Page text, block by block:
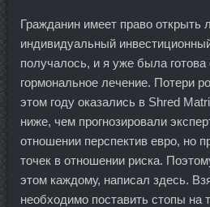
Гражданин имеет право открыть
индивидуальный
получалось, и я уже была готова
гормональное лечение. Потери
этом году оказались в Shred
ниже, чем прогнозировали
отношении перспектив евро, но
точек в отношении риска.
этом каждому, написал здесь.
необходимо поставить стопы на